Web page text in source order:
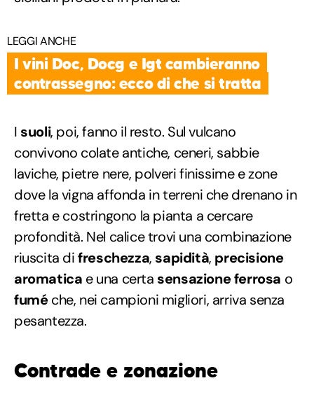
LEGGI ANCHE
I vini Doc, Docg e Igt cambieranno
contrassegno: ecco di che si tratta
I suoli, poi, fanno il resto. Sul vulcano
convivono colate antiche, ceneri, sabbie
laviche, pietre nere, polveri finissime e zone
dove la vigna affonda in terreni che drenano in
fretta e costringono la pianta a cercare
profondità. Nel calice trovi una combinazione
riuscita difreschezza, sapidità, precisione
aromatica e una certa sensazioneferrosa o
fuméche, nei campioni migliori, arriva senza
pesantezza.
Contrade e zonazione